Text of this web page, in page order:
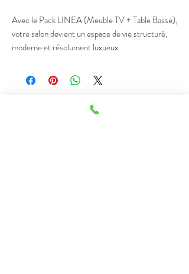
Avec le Pack LINEA (Meuble TV + Table Basse),
votre salon devient un espace de vie structuré,
moderne et résolument luxueux.